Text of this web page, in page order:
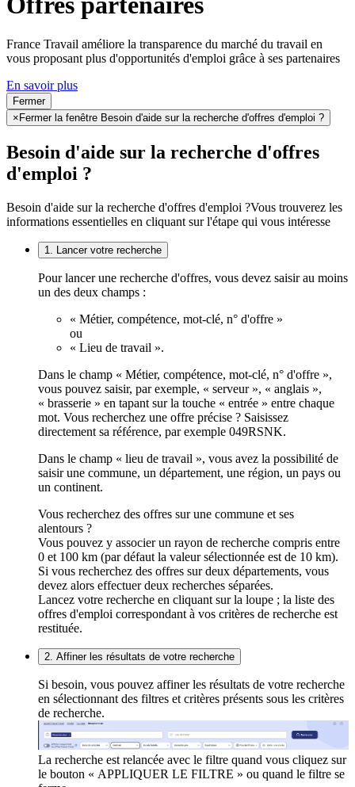
France Travail améliore la transparence du marché du travail en
vous proposant plus d'opportunités d'emploi grâce à ses partenaires
En savoir plus
Fermer
× Fermer la fenêtre Besoin d'aide sur la recherche d'offres d'emploi ?
Besoin d'aide sur la recherche d'offres
d'emploi ?
Besoin d'aide sur la recherche d'offres d'emploi ?Vous trouverez les
informations essentielles en cliquant sur l'étape qui vous intéresse
1. Lancer votre recherche
Pour lancer une recherche d'offres, vous devez saisir au moins
un des deux champs :
« Métier, compétence, mot-clé, n° d'offre »
ou
« Lieu de travail ».
Dans le champ « Métier, compétence, mot-clé, n° d'offre »,
vous pouvez saisir, par exemple, « serveur », « anglais »,
« brasserie » en tapant sur la touche « entrée » entre chaque
mot. Vous recherchez une offre précise ? Saisissez
directement sa référence, par exemple 049RSNK.
Dans le champ « lieu de travail », vous avez la possibilité de
saisir une commune, un département, une région, un pays ou
un continent.
Vous recherchez des offres sur une commune et ses
alentours ?
Vous pouvez y associer un rayon de recherche compris entre
0 et 100 km (par défaut la valeur sélectionnée est de 10 km).
Si vous recherchez des offres sur deux départements, vous
devez alors effectuer deux recherches séparées.
Lancez votre recherche en cliquant sur la loupe ; la liste des
offres d'emploi correspondant à vos critères de recherche est
restituée.
2. Affiner les résultats de votre recherche
Si besoin, vous pouvez affiner les résultats de votre recherche
en sélectionnant des filtres et critères présents sous les critères
de recherche.
La recherche est relancée avec le filtre quand vous cliquez sur
le bouton « APPLIQUER LE FILTRE » ou quand le filtre se